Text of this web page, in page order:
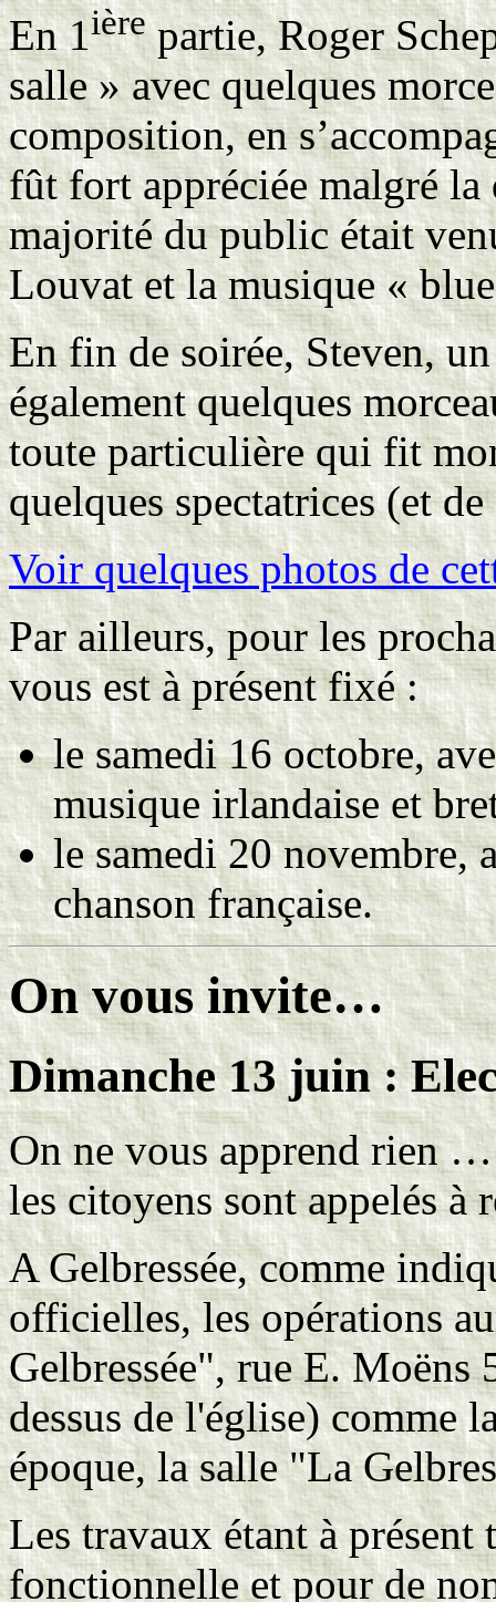
En 1ièrepartie, Roger
salle » avec quelques
composition, en
fût fort appréciée malgré
majorité du public était
Louvat et la musique «
En fin de soirée, Steven,
également quelques
toute particulière qui fit
quelques spectatrices (et
Voir quelques photos de
Par ailleurs, pour les
vous est à présent fixé :
le samedi 16 octobre,
musique irlandaise et
le samedi 20 novembre,
chanson française.
On vous invite…
Dimanche 13 juin :
On ne vous apprend rien
les citoyens sont appelés
A Gelbressée, comme
officielles, les opérations
Gelbressée", rue E. Moëns
dessus de l'église) comme
époque, la salle "La
Les travaux étant à présent
fonctionnelle et pour de